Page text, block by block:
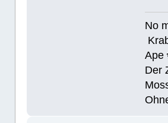
No
Der